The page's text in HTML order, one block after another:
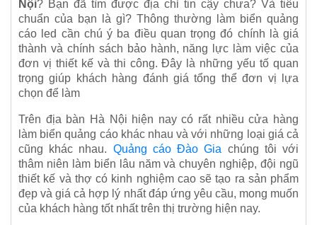
Nội? Bạn đã tìm được địa chỉ tin cậy chưa? Và tiêu
chuẩn của bạn là gì? Thông thường làm biển quảng
cáo led cần chú ý ba điều quan trọng đó chính là giá
thành và chính sách bảo hành, năng lực làm việc của
đơn vị thiết kế và thi công. Đây là những yếu tố quan
trọng giúp khách hàng đánh giá tổng thể đơn vị lựa
chọn để làm
Trên địa bàn Hà Nội hiện nay có rất nhiều cửa hàng
làm biển quảng cáo khác nhau và với những loại giá cả
cũng khác nhau. Quảng cáo Đào Gia chúng tôi với
thâm niên làm biển lâu năm và chuyên nghiệp, đội ngũ
thiết kế và thợ có kinh nghiệm cao sẽ tạo ra sản phẩm
đẹp và giá cả hợp lý nhất đáp ứng yêu cầu, mong muốn
của khách hàng tốt nhất trên thị trường hiện nay.